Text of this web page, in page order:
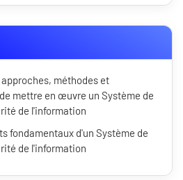
méthodes et
mettre en œuvre un Système de
de l'information
fondamentaux d'un Système de
de l'information